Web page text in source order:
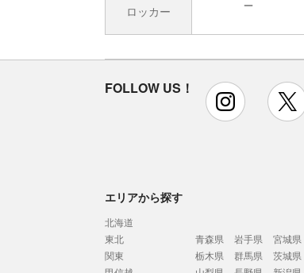
ロッカー
FOLLOW US！ instagram
エリアから探す
北海道
東北
青森県 岩手県 宮城県
関東
栃木県 群馬県 茨城県